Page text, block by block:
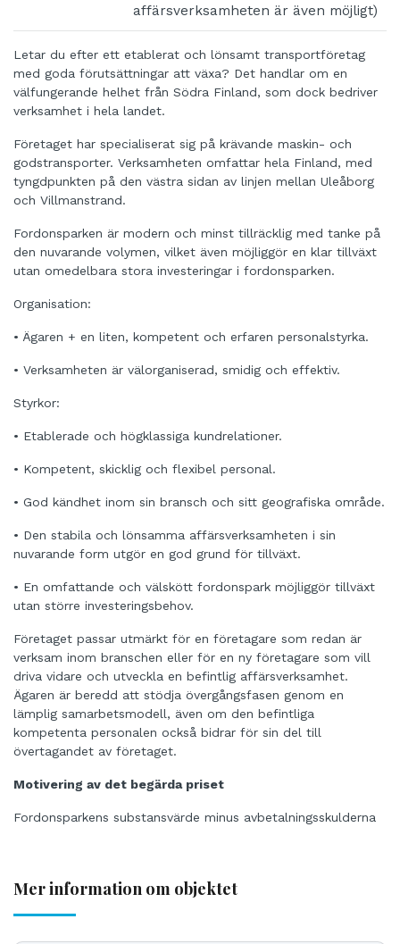
affärsverksamheten är även möjligt)
Letar du efter ett etablerat och lönsamt transportföretag
med goda förutsättningar att växa? Det handlar om en
välfungerande helhet från Södra Finland, som dock bedriver
verksamhet i hela landet.
Företaget har specialiserat sig på krävande maskin- och
godstransporter. Verksamheten omfattar hela Finland, med
tyngdpunkten på den västra sidan av linjen mellan Uleåborg
och Villmanstrand.
Fordonsparken är modern och minst tillräcklig med tanke på
den nuvarande volymen, vilket även möjliggör en klar tillväxt
utan omedelbara stora investeringar i fordonsparken.
Organisation:
• Ägaren + en liten, kompetent och erfaren personalstyrka.
• Verksamheten är välorganiserad, smidig och effektiv.
Styrkor:
• Etablerade och högklassiga kundrelationer.
• Kompetent, skicklig och flexibel personal.
• God kändhet inom sin bransch och sitt geografiska område.
• Den stabila och lönsamma affärsverksamheten i sin
nuvarande form utgör en god grund för tillväxt.
• En omfattande och välskött fordonspark möjliggör tillväxt
utan större investeringsbehov.
Företaget passar utmärkt för en företagare som redan är
verksam inom branschen eller för en ny företagare som vill
driva vidare och utveckla en befintlig affärsverksamhet.
Ägaren är beredd att stödja övergångsfasen genom en
lämplig samarbetsmodell, även om den befintliga
kompetenta personalen också bidrar för sin del till
övertagandet av företaget.
Motivering av det begärda priset
Fordonsparkens substansvärde minus avbetalningsskulderna
Mer information om objektet